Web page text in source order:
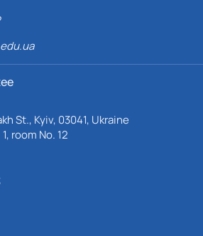
St., Kyiv, 03041, Ukraine
room No. 12